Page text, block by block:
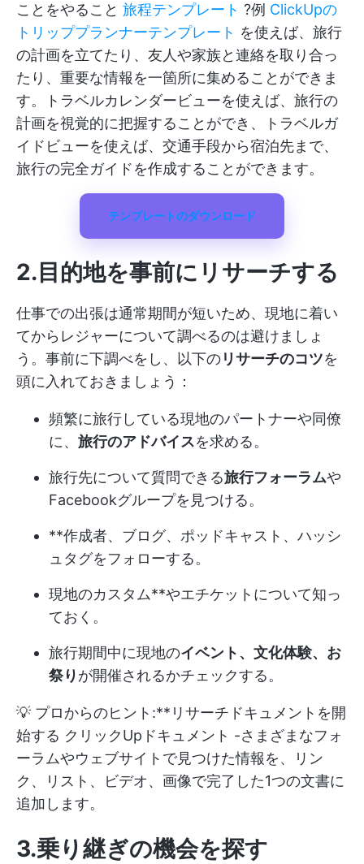
ことをやること 旅程テンプレート ?例 ClickUpの
トリッププランナーテンプレート を使えば、旅行
の計画を立てたり、友人や家族と連絡を取り合っ
たり、重要な情報を一箇所に集めることができま
す。トラベルカレンダービューを使えば、旅行の
計画を視覚的に把握することができ、トラベルガ
イドビューを使えば、交通手段から宿泊先まで、
旅行の完全ガイドを作成することができます。
テンプレートのダウンロード
2.目的地を事前にリサーチする
仕事での出張は通常期間が短いため、現地に着い
てからレジャーについて調べるのは避けましょ
う。事前に下調べをし、以下のリサーチのコツを
頭に入れておきましょう：
頻繁に旅行している現地のパートナーや同僚
に、 旅行のアドバイスを求める。
旅行先について質問できる旅行フォーラムや
Facebookグループを見つける。
**作成者、ブログ、ポッドキャスト、ハッシ
ュタグをフォローする。
現地のカスタム**やエチケットについて知っ
ておく。
旅行期間中に現地のイベント、文化体験、お
祭りが開催されるかチェックする。
💡 プロからのヒント:**リサーチドキュメントを開
始する クリックUpドキュメント -さまざまなフォ
ーラムやウェブサイトで見つけた情報を、リン
ク、リスト、ビデオ、画像で完了した1つの文書に
追加します。
3.乗り継ぎの機会を探す